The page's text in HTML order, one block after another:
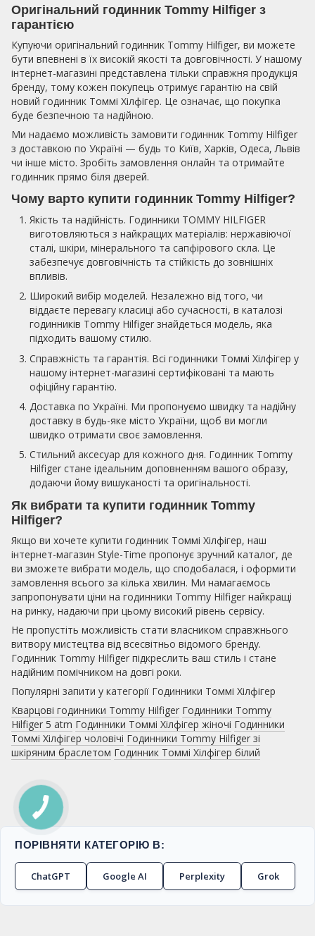
Оригінальний годинник Tommy Hilfiger з
гарантією
Купуючи оригінальний годинник Tommy Hilfiger, ви можете
бути впевнені в їх високій якості та довговічності. У нашому
інтернет-магазині представлена тільки справжня продукція
бренду, тому кожен покупець отримує гарантію на свій
новий годинник Томмі Хілфігер. Це означає, що покупка
буде безпечною та надійною.
Ми надаємо можливість замовити годинник Tommy Hilfiger
з доставкою по Україні — будь то Київ, Харків, Одеса, Львів
чи інше місто. Зробіть замовлення онлайн та отримайте
годинник прямо біля дверей.
Чому варто купити годинник Tommy Hilfiger?
Якість та надійність. Годинники TOMMY HILFIGER
виготовляються з найкращих матеріалів: нержавіючої
сталі, шкіри, мінерального та сапфірового скла. Це
забезпечує довговічність та стійкість до зовнішніх
впливів.
Широкий вибір моделей. Незалежно від того, чи
віддаєте перевагу класиці або сучасності, в каталозі
годинників Tommy Hilfiger знайдеться модель, яка
підходить вашому стилю.
Справжність та гарантія. Всі годинники Томмі Хілфігер у
нашому інтернет-магазині сертифіковані та мають
офіційну гарантію.
Доставка по Україні. Ми пропонуємо швидку та надійну
доставку в будь-яке місто України, щоб ви могли
швидко отримати своє замовлення.
Стильний аксесуар для кожного дня. Годинник Tommy
Hilfiger стане ідеальним доповненням вашого образу,
додаючи йому вишуканості та оригінальності.
Як вибрати та купити годинник Tommy
Hilfiger?
Якщо ви хочете купити годинник Томмі Хілфігер, наш
інтернет-магазин Style-Time пропонує зручний каталог, де
ви зможете вибрати модель, що сподобалася, і оформити
замовлення всього за кілька хвилин. Ми намагаємось
запропонувати ціни на годинники Tommy Hilfiger найкращі
на ринку, надаючи при цьому високий рівень сервісу.
Не пропустіть можливість стати власником справжнього
витвору мистецтва від всесвітньо відомого бренду.
Годинник Tommy Hilfiger підкреслить ваш стиль і стане
надійним помічником на довгі роки.
Популярні запити у категорії Годинники Томмі Хілфігер
Кварцові годинники Tommy Hilfiger Годинники Tommy
Hilfiger 5 atm Годинники Томмі Хілфігер жіночі Годинники
Томмі Хілфігер чоловічі Годинники Tommy Hilfiger зі
шкіряним браслетом Годинник Томмі Хілфігер білий
ПОРІВНЯТИ КАТЕГОРІЮ В:
ChatGPT Google AI Perplexity Grok